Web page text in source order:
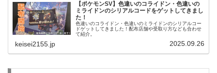
【ポケモンSV】色違いのコライドン・色違いの
ミライドンのシリアルコードをゲットしてきまし
た！
色違いのコライドン・色違いのミライドンのシリアルコー
ドゲットしてきました！配布店舗や受取り方なども合わせ
て紹介。
keisei2155.jp 2025.09.26